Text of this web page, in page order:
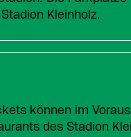
Kleinholz.
können im
des Stadion